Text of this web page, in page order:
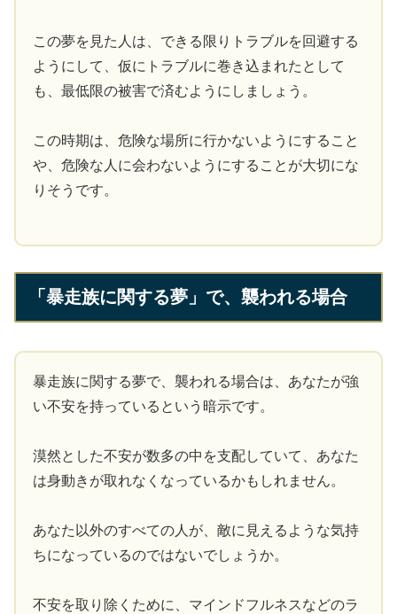
この夢を見た人は、できる限りトラブルを回避する
ようにして、仮にトラブルに巻き込まれたとして
も、最低限の被害で済むようにしましょう。
この時期は、危険な場所に行かないようにすること
や、危険な人に会わないようにすることが大切にな
りそうです。
「暴走族に関する夢」で、襲われる場合
暴走族に関する夢で、襲われる場合は、あなたが強
い不安を持っているという暗示です。
漠然とした不安が数多の中を支配していて、あなた
は身動きが取れなくなっているかもしれません。
あなた以外のすべての人が、敵に見えるような気持
ちになっているのではないでしょうか。
不安を取り除くために、マインドフルネスなどのラ